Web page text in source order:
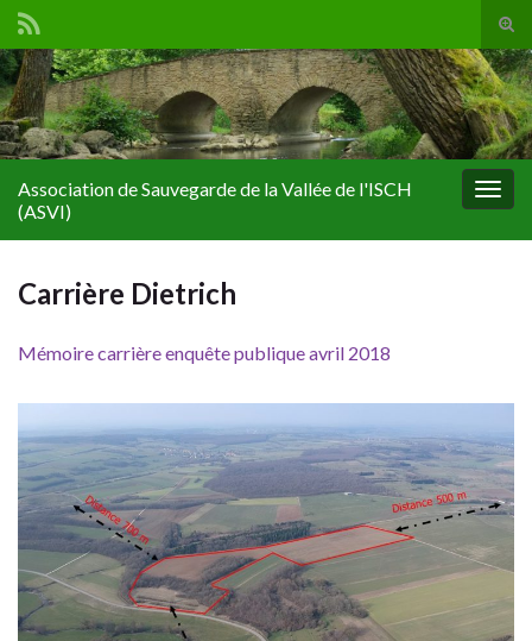
Association de Sauvegarde de la Vallée de l'ISCH
(ASVI)
Carrière Dietrich
Mémoire carrière enquête publique avril 2018